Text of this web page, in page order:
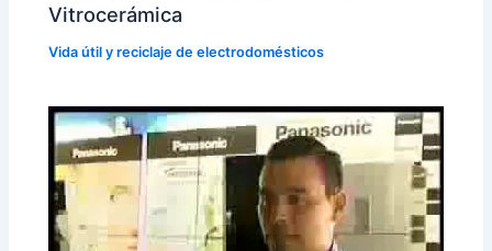
Vitrocerámica
Vida útil y reciclaje de electrodomésticos